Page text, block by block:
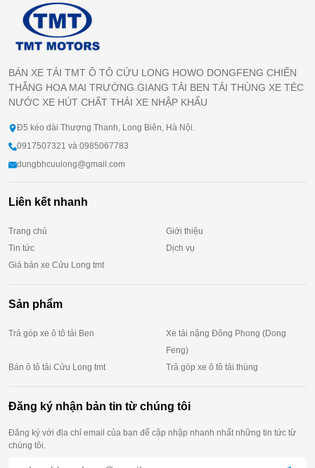
BÁN XE TẢI TMT Ô TÔ CỬU LONG HOWO DONGFENG CHIẾN
THẮNG HOA MAI TRƯỜNG GIANG TẢI BEN TẢI THÙNG XE TÉC
NƯỚC XE HÚT CHẤT THẢI XE NHẬP KHẨU
Đ5 kéo dài Thượng Thanh, Long Biên, Hà Nội.
0917507321 và 0985067783
dungbhcuulong@gmail.com
Liên kết nhanh
Trang chủ
Giới thiệu
Tin tức
Dịch vụ
Giá bán xe Cửu Long tmt
Sản phẩm
Trả góp xe ô tô tải Ben
Xe tải nặng Đông Phong (Dong
Feng)
Bán ô tô tải Cửu Long tmt
Trả góp xe ô tô tải thùng
Đăng ký nhận bản tin từ chúng tôi
Đăng ký với địa chỉ email của bạn để cập nhập nhanh nhất những tin tức từ
chúng tôi.